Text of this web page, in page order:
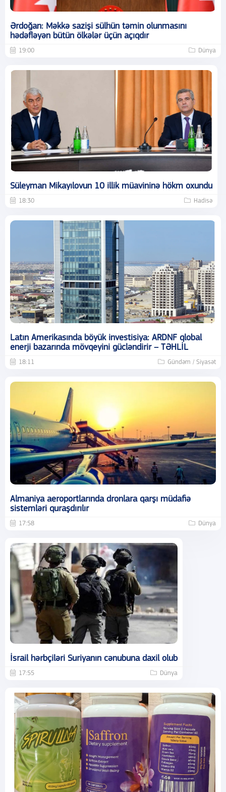
Ərdoğan: Məkkə sazişi sülhün təmin olunmasını
hədəfləyən bütün ölkələr üçün açıqdır
19:00 Dünya
Süleyman Mikayılovun 10 illik müavininə hökm oxundu
18:30 Hadisə
Latın Amerikasında böyük investisiya: ARDNF qlobal
enerji bazarında mövqeyini gücləndirir – TƏHLİL
18:11 Gündəm / Siyasət
Almaniya aeroportlarında dronlara qarşı müdafiə
sistemləri quraşdırılır
17:58 Dünya
İsrail hərbçiləri Suriyanın cənubuna daxil olub
17:55 Dünya